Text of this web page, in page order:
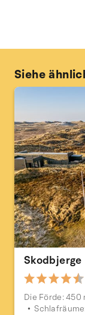
Siehe
Skodbjerge
Die Förde: 450